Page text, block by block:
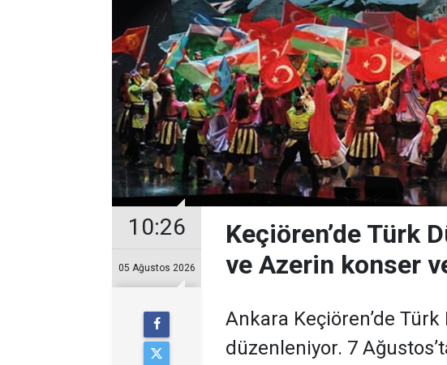
10:26
05 Ağustos 2026
Keçiören’de Türk
ve Azerin konser
Ankara Keçiören’de Türk
düzenleniyor. 7